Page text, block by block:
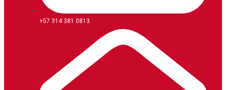
+57 314 381 0813